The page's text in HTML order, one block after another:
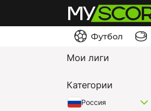
Футбол
Мои лиги
Категории
Россия